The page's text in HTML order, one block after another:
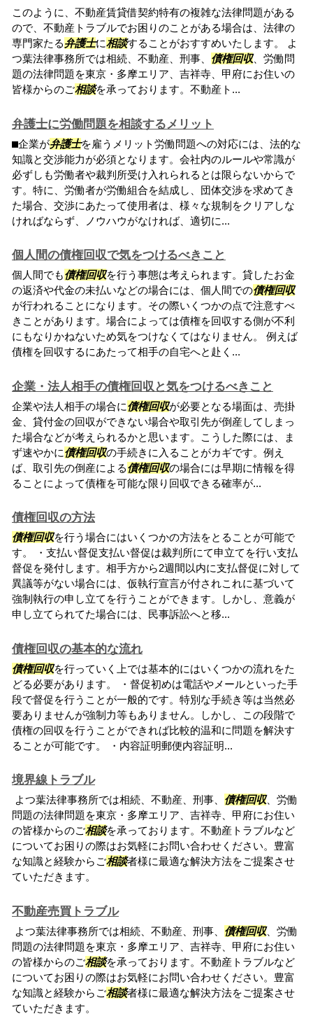
このように、不動産賃貸借契約特有の複雑な法律問題がある
ので、不動産トラブルでお困りのことがある場合は、法律の
専門家たる弁護士に相談することがおすすめいたします。 よ
つ葉法律事務所では相続、不動産、刑事、 債権回収、労働問
題の法律問題を東京・多摩エリア、吉祥寺、甲府にお住いの
皆様からのご相談を承っております。不動産ト...
弁護士に労働問題を相談するメリット
⬛︎企業が弁護士を雇うメリット労働問題への対応には、法的な
知識と交渉能力が必須となります。会社内のルールや常識が
必ずしも労働者や裁判所受け入れられるとは限らないからで
す。特に、労働者が労働組合を結成し、団体交渉を求めてき
た場合、交渉にあたって使用者は、様々な規制をクリアしな
ければならず、ノウハウがなければ、適切に...
個人間の債権回収で気をつけるべきこと
個人間でも債権回収を行う事態は考えられます。貸したお金
の返済や代金の未払いなどの場合には、個人間での債権回収
が行われることになります。その際いくつかの点で注意すべ
きことがあります。場合によっては債権を回収する側が不利
にもなりかねないため気をつけなくてはなりません。 例えば
債権を回収するにあたって相手の自宅へと赴く...
企業・法人相手の債権回収と気をつけるべきこと
企業や法人相手の場合に債権回収が必要となる場面は、売掛
金、貸付金の回収ができない場合や取引先が倒産してしまっ
た場合などが考えられるかと思います。こうした際には、ま
ず速やかに債権回収の手続きに入ることがカギです。例え
ば、取引先の倒産による債権回収の場合には早期に情報を得
ることによって債権を可能な限り回収できる確率が...
債権回収の方法
債権回収を行う場合にはいくつかの方法をとることが可能で
す。 ・支払い督促支払い督促は裁判所にて申立てを行い支払
督促を発付します。相手方から2週間以内に支払督促に対して
異議等がない場合には、仮執行宣言が付されこれに基づいて
強制執行の申し立てを行うことができます。しかし、意義が
申し立てられてた場合には、民事訴訟へと移...
債権回収の基本的な流れ
債権回収を行っていく上では基本的にはいくつかの流れをた
どる必要があります。 ・督促初めは電話やメールといった手
段で督促を行うことが一般的です。特別な手続き等は当然必
要ありませんが強制力等もありません。しかし、この段階で
債権の回収を行うことができれば比較的温和に問題を解決す
ることが可能です。 ・内容証明郵便内容証明...
境界線トラブル
よつ葉法律事務所では相続、不動産、刑事、 債権回収、労働
問題の法律問題を東京・多摩エリア、吉祥寺、甲府にお住い
の皆様からのご相談を承っております。不動産トラブルなど
についてお困りの際はお気軽にお問い合わせください。豊富
な知識と経験からご相談者様に最適な解決方法をご提案させ
ていただきます。
不動産売買トラブル
よつ葉法律事務所では相続、不動産、刑事、 債権回収、労働
問題の法律問題を東京・多摩エリア、吉祥寺、甲府にお住い
の皆様からのご相談を承っております。不動産トラブルなど
についてお困りの際はお気軽にお問い合わせください。豊富
な知識と経験からご相談者様に最適な解決方法をご提案させ
ていただきます。